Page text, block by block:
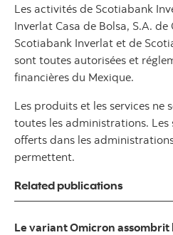
Les activités de Scotiabank
Inverlat Casa de Bolsa, S.A.
Scotiabank Inverlat et de
sont toutes autorisées et
financières du Mexique.
Les produits et les services ne
toutes les administrations. Les
offerts dans les
permettent.
Related publications
Le variant Omicron assombrit